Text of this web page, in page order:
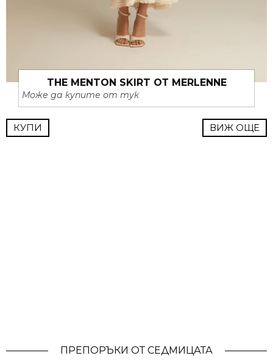
THE MENTON SKIRT ОТ MERLENNE
Може да купите от тук
КУПИ ВИЖ ОЩЕ
ПРЕПОРЪКИ ОТ СЕДМИЦАТА